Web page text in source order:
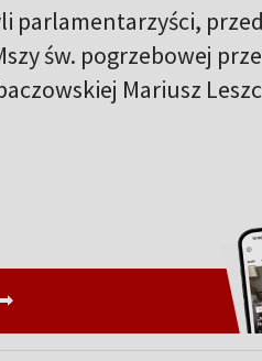
parlamentarzyści,
św. pogrzebowej
Mariusz